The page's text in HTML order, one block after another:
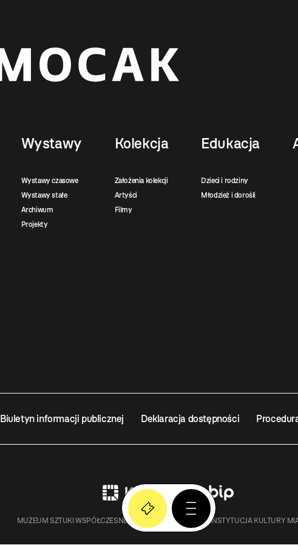
Wystawy
Wystawy czasowe
Wystawy stałe
Archiwum
Projekty
Kolekcja
Założenia kolekcji
Artyści
Filmy
Edukacja
Dzieci i rodziny
Młodzież i dorośli
Biuletyn informacji publicznej Deklaracja dostępności
MUZEUM SZTUKI WSPÓŁCZESNEJ W KRAKOWIE MOCAK – INSTYTUCJA KULTURY